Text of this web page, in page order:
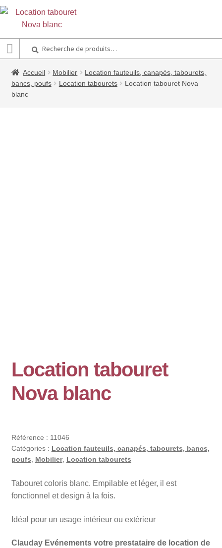
pour :
Accueil Mobilier
Location fauteuils, canapés, tabourets,
bancs, poufs
Location tabourets
Location tabouret Nova
blanc
Location tabouret
Nova blanc
Référence : 11046
Catégories : Location fauteuils, canapés, tabourets, bancs,
poufs
Mobilier, Location tabourets
Tabouret coloris blanc. Empilable et léger, il est
fonctionnel et design à la fois.
Idéal pour un usage intérieur ou extérieur
Clauday Evénements votre prestataire de location de